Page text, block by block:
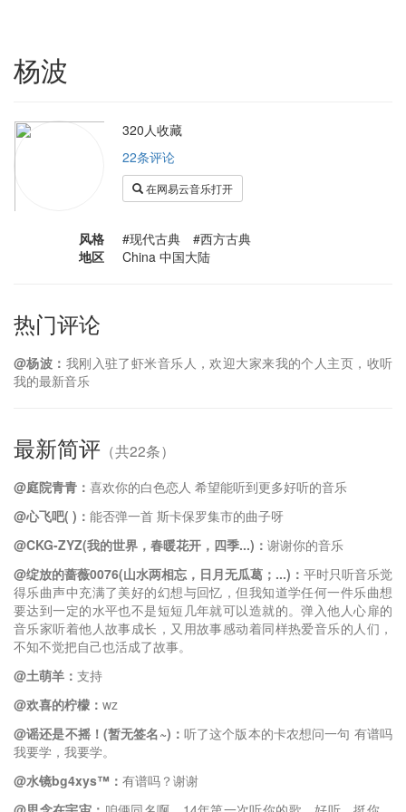
杨波
320人收藏
22条评论
在网易云音乐打开
风格
#现代古典 #西方古典
地区
China 中国大陆
热门评论
@杨波： 我刚入驻了虾米音乐人，欢迎大家来我的个人主页，收听
我的最新音乐
最新简评 （共22条）
@庭院青青： 喜欢你的白色恋人 希望能听到更多好听的音乐
@心飞吧( )： 能否弹一首 斯卡保罗集市的曲子呀
@CKG-ZYZ(我的世界，春暖花开，四季...)： 谢谢你的音乐
@绽放的蔷薇0076(山水两相忘，日月无瓜葛；...)： 平时只听音乐觉
得乐曲声中充满了美好的幻想与回忆，但我知道学任何一件乐曲想
要达到一定的水平也不是短短几年就可以造就的。弹入他人心扉的
音乐家听着他人故事成长，又用故事感动着同样热爱音乐的人们，
不知不觉把自己也活成了故事。
@土萌羊： 支持
@欢喜的柠檬： wz
@谣还是不摇！(暂无签名~)： 听了这个版本的卡农想问一句 有谱吗
我要学，我要学。
@水镜bg4xys™： 有谱吗？谢谢